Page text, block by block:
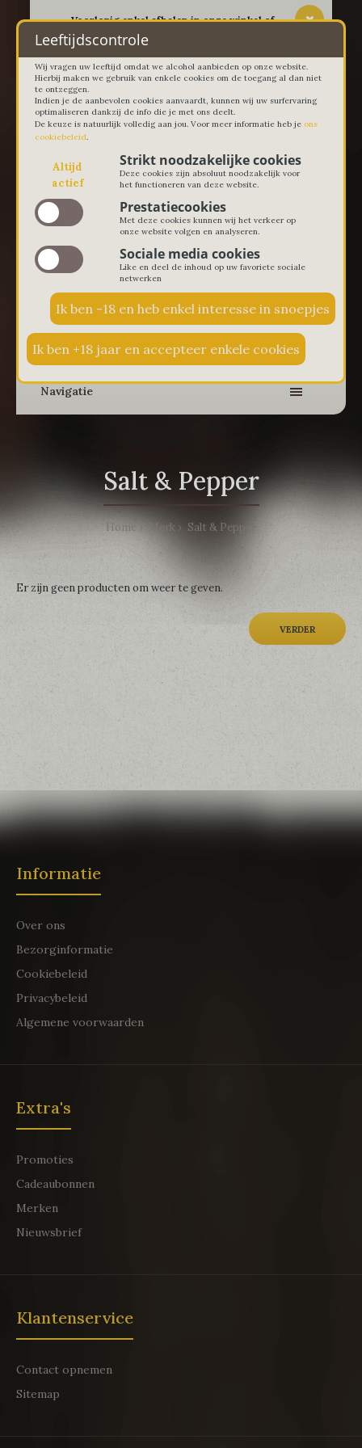
-- Voorlopig enkel afhalen in onze winkel of
thuislevering in Lievegem vanaf 100 euro --
0 € 0,00
Navigatie
Salt & Pepper
Home Merk Salt & Pepper
Er zijn geen producten om weer te geven.
VERDER
Informatie
Over ons
Bezorginformatie
Cookiebeleid
Privacybeleid
Algemene voorwaarden
Extra's
Promoties
Cadeaubonnen
Merken
Nieuwsbrief
Klantenservice
Contact opnemen
Sitemap
Leeftijdscontrole
Wij vragen uw leeftijd omdat we alcohol aanbieden op onze website.
Hierbij maken we gebruik van enkele cookies om de toegang al dan niet
te ontzeggen.
Indien je de aanbevolen cookies aanvaardt, kunnen wij uw surfervaring
optimaliseren dankzij de info die je met ons deelt.
De keuze is natuurlijk volledig aan jou. Voor meer informatie heb je ons
cookiebeleid.
Altijd
actief
Strikt noodzakelijke cookies
Deze cookies zijn absoluut noodzakelijk voor
het functioneren van deze website.
Prestatiecookies
Met deze cookies kunnen wij het verkeer op
onze website volgen en analyseren.
Sociale media cookies
Like en deel de inhoud op uw favoriete sociale
netwerken